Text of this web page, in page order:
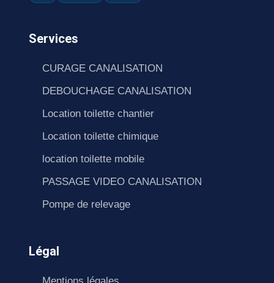
Services
CURAGE CANALISATION
DEBOUCHAGE CANALISATION
Location toilette chantier
Location toilette chimique
location toilette mobile
PASSAGE VIDEO CANALISATION
Pompe de relevage
Légal